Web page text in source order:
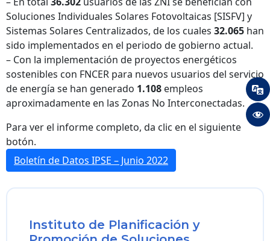
Soluciones Individuales Solares Fotovoltaicas [SISFV] y
Sistemas Solares Centralizados, de los cuales 32.065 han
sido implementados en el periodo de gobierno actual.
– Con la implementación de proyectos energéticos
sostenibles con FNCER para nuevos usuarios del servicio
de energía se han generado 1.108 empleos
aproximadamente en las Zonas No Interconectadas.
Para ver el informe completo, da clic en el siguiente
botón.
Boletín de Datos IPSE – Junio 2022
Instituto de Planificación y